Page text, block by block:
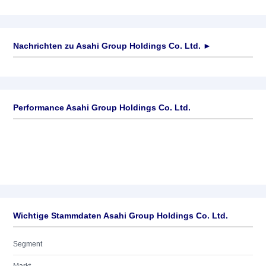
Nachrichten zu Asahi Group Holdings Co. Ltd. ►
Performance Asahi Group Holdings Co. Ltd.
Wichtige Stammdaten Asahi Group Holdings Co. Ltd.
Segment